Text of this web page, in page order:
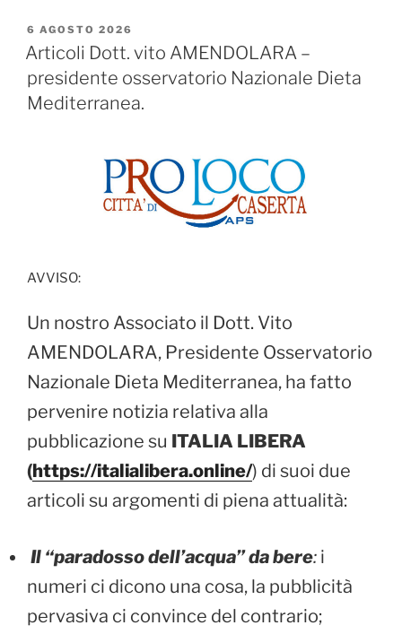
PUBBLICATO
IL
6 AGOSTO 2026
Articoli Dott. vito AMENDOLARA –
presidente osservatorio Nazionale Dieta
Mediterranea.
AVVISO:
Un nostro Associato il Dott. Vito
AMENDOLARA, Presidente Osservatorio
Nazionale Dieta Mediterranea, ha fatto
pervenire notizia relativa alla
pubblicazione su ITALIA LIBERA
(https://italialibera.online/) di suoi due
articoli su argomenti di piena attualità:
Il “paradosso dell’acqua” da bere: i
numeri ci dicono una cosa, la pubblicità
pervasiva ci convince del contrario;